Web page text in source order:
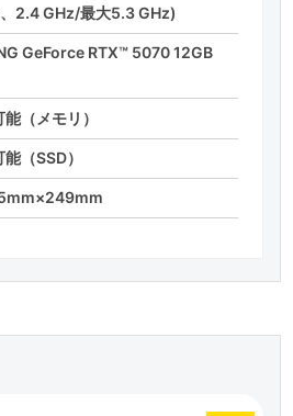
2.4 GHz/最大5.3 GHz)
GeForce RTX™ 5070 12GB
（メモリ）
（SSD）